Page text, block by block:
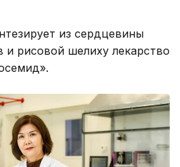
из сердцевины
и рисовой шелиху лекарство